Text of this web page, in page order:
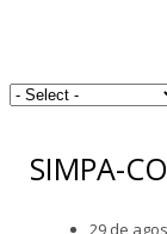
SIMPA-
29 de